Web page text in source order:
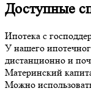
Доступные
Ипотека с
У нашего
дистанционно и
Материнский
Можно